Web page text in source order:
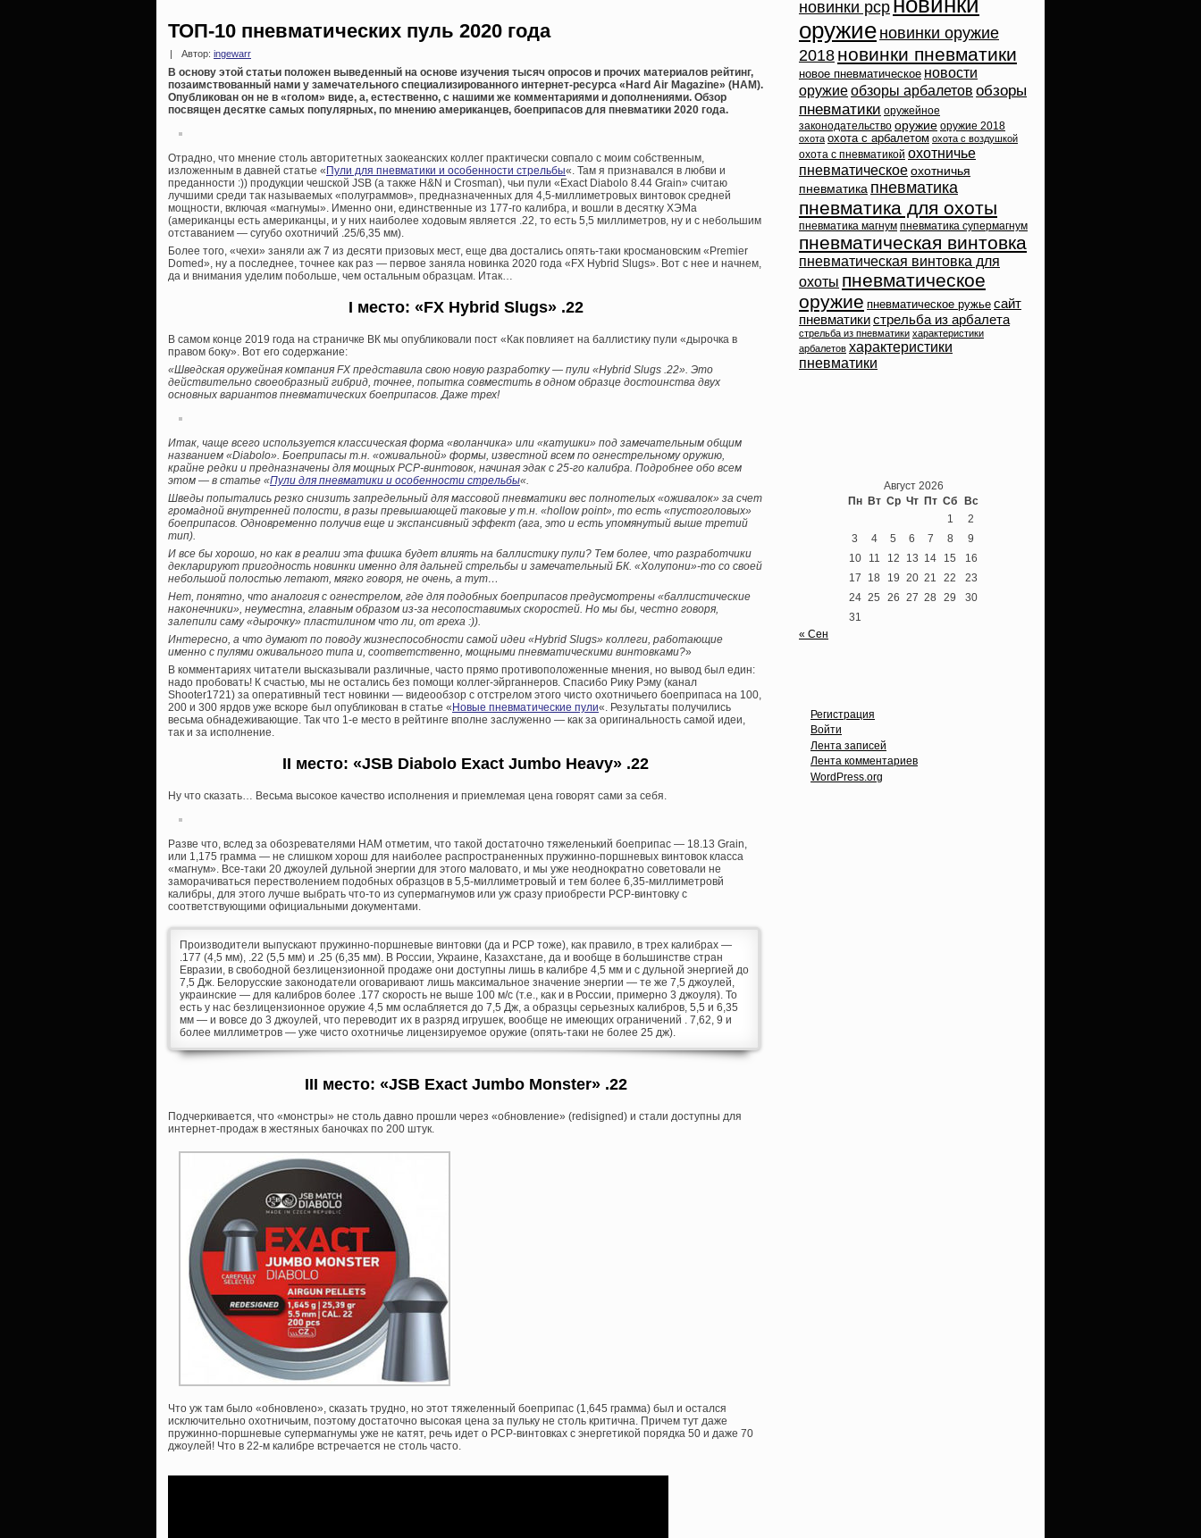
ТОП-10 пневматических пуль 2020 года
| Автор: ingewarr
В основу этой статьи положен выведенный на основе изучения тысяч опросов и прочих материалов рейтинг,
позаимствованный нами у замечательного специализированного интернет-ресурса «Hard Air Magazine» (HAM).
Опубликован он не в «голом» виде, а, естественно, с нашими же комментариями и дополнениями. Обзор
посвящен десятке самых популярных, по мнению американцев, боеприпасов для пневматики 2020 года.
Отрадно, что мнение столь авторитетных заокеанских коллег практически совпало с моим собственным,
изложенным в давней статье « Пули для пневматики и особенности стрельбы«. Там я признавался в любви и
преданности :)) продукции чешской JSB (а также H&N и Crosman), чьи пули «Exact Diabolo 8.44 Grain» считаю
лучшими среди так называемых «полуграммов», предназначенных для 4,5-миллиметровых винтовок средней
мощности, включая «магнумы». Именно они, единственные из 177-го калибра, и вошли в десятку ХЭМа
(американцы есть американцы, и у них наиболее ходовым является .22, то есть 5,5 миллиметров, ну и с небольшим
отставанием — сугубо охотничий .25/6,35 мм).
Более того, «чехи» заняли аж 7 из десяти призовых мест, еще два достались опять-таки кросмановским «Premier
Domed», ну а последнее, точнее как раз — первое заняла новинка 2020 года «FX Hybrid Slugs». Вот с нее и начнем,
да и внимания уделим побольше, чем остальным образцам. Итак…
I место: «FX Hybrid Slugs» .22
В самом конце 2019 года на страничке ВК мы опубликовали пост «Как повлияет на баллистику пули «дырочка в
правом боку». Вот его содержание:
«Шведская оружейная компания FX представила свою новую разработку — пули «Hybrid Slugs .22». Это
действительно своеобразный гибрид, точнее, попытка совместить в одном образце достоинства двух
основных вариантов пневматических боеприпасов. Даже трех!
Итак, чаще всего используется классическая форма «воланчика» или «катушки» под замечательным общим
названием «Diabolo». Боеприпасы т.н. «оживальной» формы, известной всем по огнестрельному оружию,
крайне редки и предназначены для мощных PCP-винтовок, начиная эдак с 25-го калибра. Подробнее обо всем
этом — в статье «Пули для пневматики и особенности стрельбы«.
Шведы попытались резко снизить запредельный для массовой пневматики вес полнотелых «оживалок» за счет
громадной внутренней полости, в разы превышающей таковые у т.н. «hollow point», то есть «пустоголовых»
боеприпасов. Одновременно получив еще и экспансивный эффект (ага, это и есть упомянутый выше третий
тип).
И все бы хорошо, но как в реалии эта фишка будет влиять на баллистику пули? Тем более, что разработчики
декларируют пригодность новинки именно для дальней стрельбы и замечательный БК. «Холупони»-то со своей
небольшой полостью летают, мягко говоря, не очень, а тут…
Нет, понятно, что аналогия с огнестрелом, где для подобных боеприпасов предусмотрены «баллистические
наконечники», неуместна, главным образом из-за несопоставимых скоростей. Но мы бы, честно говоря,
залепили саму «дырочку» пластилином что ли, от греха :)).
Интересно, а что думают по поводу жизнеспособности самой идеи «Hybrid Slugs» коллеги, работающие
именно с пулями оживального типа и, соответственно, мощными пневматическими винтовками?»
В комментариях читатели высказывали различные, часто прямо противоположенные мнения, но вывод был един:
надо пробовать! К счастью, мы не остались без помощи коллег-эйрганнеров. Спасибо Рику Рэму (канал
Shooter1721) за оперативный тест новинки — видеообзор с отстрелом этого чисто охотничьего боеприпаса на 100,
200 и 300 ярдов уже вскоре был опубликован в статье « Новые пневматические пули«. Результаты получились
весьма обнадеживающие. Так что 1-е место в рейтинге вполне заслуженно — как за оригинальность самой идеи,
так и за исполнение.
II место: «JSB Diabolo Exact Jumbo Heavy» .22
Ну что сказать… Весьма высокое качество исполнения и приемлемая цена говорят сами за себя.
Разве что, вслед за обозревателями HAM отметим, что такой достаточно тяжеленький боеприпас — 18.13 Grain,
или 1,175 грамма — не слишком хорош для наиболее распространенных пружинно-поршневых винтовок класса
«магнум». Все-таки 20 джоулей дульной энергии для этого маловато, и мы уже неоднократно советовали не
заморачиваться перестволением подобных образцов в 5,5-миллиметровый и тем более 6,35-миллиметровй
калибры, для этого лучше выбрать что-то из супермагнумов или уж сразу приобрести PCP-винтовку с
соответствующими официальными документами.
Производители выпускают пружинно-поршневые винтовки (да и PCP тоже), как правило, в трех калибрах —
.177 (4,5 мм), .22 (5,5 мм) и .25 (6,35 мм). В России, Украине, Казахстане, да и вообще в большинстве стран
Евразии, в свободной безлицензионной продаже они доступны лишь в калибре 4,5 мм и с дульной энергией до
7,5 Дж. Белорусские законодатели оговаривают лишь максимальное значение энергии — те же 7,5 джоулей,
украинские — для калибров более .177 скорость не выше 100 м/с (т.е., как и в России, примерно 3 джоуля). То
есть у нас безлицензионное оружие 4,5 мм ослабляется до 7,5 Дж, а образцы серьезных калибров, 5,5 и 6,35
мм — и вовсе до 3 джоулей, что переводит их в разряд игрушек, вообще не имеющих ограничений . 7,62, 9 и
более миллиметров — уже чисто охотничье лицензируемое оружие (опять-таки не более 25 дж).
III место: «JSB Exact Jumbo Monster» .22
Подчеркивается, что «монстры» не столь давно прошли через «обновление» (redisigned) и стали доступны для
интернет-продаж в жестяных баночках по 200 штук.
Что уж там было «обновлено», сказать трудно, но этот тяжеленный боеприпас (1,645 грамма) был и остался
исключительно охотничьим, поэтому достаточно высокая цена за пульку не столь критична. Причем тут даже
пружинно-поршневые супермагнумы уже не катят, речь идет о PCP-винтовках с энергетикой порядка 50 и даже 70
джоулей! Что в 22-м калибре встречается не столь часто.
новинки pcp
оружие новинки оружие
2018 новинки пневматики
новое пневматическое новости
оружиеобзоры арбалетов обзоры
пневматики оружейное
законодательство оружие оружие 2018
охота охота с арбалетом охота с воздушкой
охота с пневматикой охотничье
пневматическое охотничья
пневматика пневматика
пневматика для охоты
пневматика магнум пневматика супермагнум
пневматическая винтовка
пневматическая винтовка для
охоты пневматическое
оружие пневматическое ружье сайт
пневматикистрельба из арбалета
стрельба из пневматики характеристики
арбалетов характеристики
пневматики
Август 2026
Пн Вт Ср Чт Пт Сб Вс
1
2
3
4 5 6 7 8
9
10
11 12 13 14 15
16
17
18 19 20 21 22
23
24 25 26 27 28 29
30
31
« Сен
Регистрация
Войти
Лента записей
Лента комментариев
WordPress.org